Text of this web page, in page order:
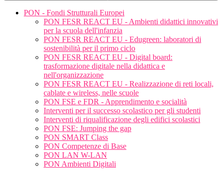
PON - Fondi Strutturali Europei
PON FESR REACT EU - Ambienti didattici innovativi
per la scuola dell'infanzia
PON FESR REACT EU - Edugreen: laboratori di
sostenibilità per il primo ciclo
PON FESR REACT EU - Digital board:
trasformazione digitale nella didattica e
nell'organizzazione
PON FESR REACT EU - Realizzazione di reti locali,
cablate e wireless, nelle scuole
PON FSE e FDR - Apprendimento e socialità
Interventi per il successo scolastico per gli studenti
Interventi di riqualificazione degli edifici scolastici
PON FSE: Jumping the gap
PON SMART Class
PON Competenze di Base
PON LAN W-LAN
PON Ambienti Digitali